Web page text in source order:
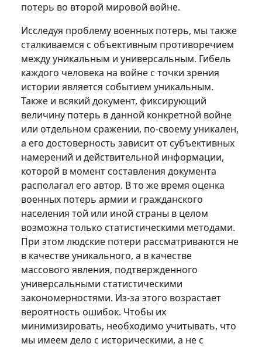
потерь во второй мировой войне.
Исследуя проблему военных потерь, мы также
сталкиваемся с объективным противоречием
между уникальным и универсальным. Гибель
каждого человека на войне с точки зрения
истории является событием уникальным.
Также и всякий документ, фиксирующий
величину потерь в данной конкретной войне
или отдельном сражении, по-своему уникален,
а его достоверность зависит от субъективных
намерений и действительной информации,
которой в момент составления документа
располагал его автор. В то же время оценка
военных потерь армии и гражданского
населения той или иной страны в целом
возможна только статистическими методами.
При этом людские потери рассматриваются не
в качестве уникального, а в качестве
массового явления, подтвержденного
универсальными статистическими
закономерностями. Из-за этого возрастает
вероятность ошибок. Чтобы их
минимизировать, необходимо учитывать, что
мы имеем дело с историческими, а не с